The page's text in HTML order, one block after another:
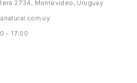
2734, Montevideo, Uruguay
- 17:00